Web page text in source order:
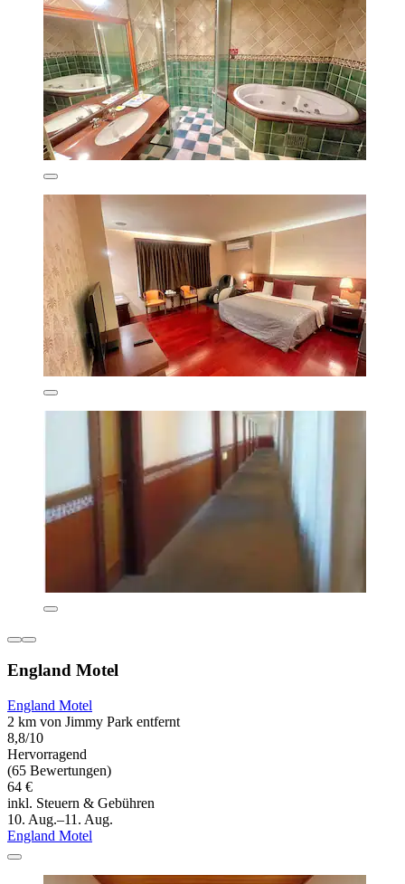
England Motel
England Motel
2 km von Jimmy Park entfernt
8,8/10
Hervorragend
(65 Bewertungen)
64 €
inkl. Steuern & Gebühren
10. Aug.–11. Aug.
England Motel